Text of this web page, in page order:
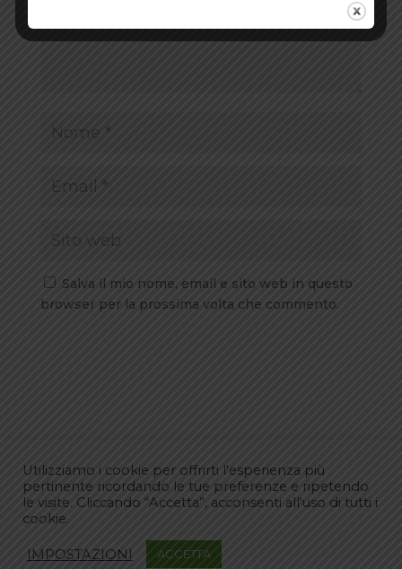
Salva il mio nome, email e sito web in questo
browser per la prossima volta che commento.
Commenti recenti
Utilizziamo i cookie per offrirti l'esperienza più
pertinente ricordando le tue preferenze e ripetendo
le visite. Cliccando “Accetta”, acconsenti all'uso di tutti i
cookie.
IMPOSTAZIONI ACCETTA